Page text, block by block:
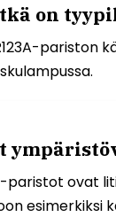
on
pariston
paristot ovat
esimerkiksi